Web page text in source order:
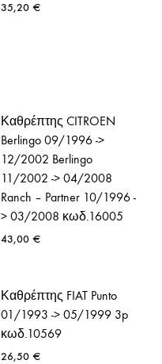
35,20 €
Καθρέπτης CITROEN
Berlingo 09/1996 ->
12/2002 Berlingo
11/2002 -> 04/2008
Ranch – Partner 10/1996 -
> 03/2008 κωδ.16005
43,00 €
Καθρέπτης FIAT Punto
01/1993 -> 05/1999 3p
κωδ.10569
26,50 €